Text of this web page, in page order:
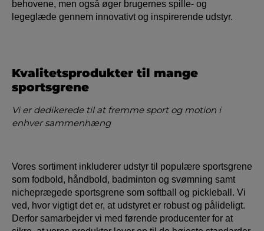
behovene, men også øger brugernes spille- og
legeglæde gennem innovativt og inspirerende udstyr.
Kvalitetsprodukter til mange
sportsgrene
Vi er dedikerede til at fremme sport og motion i
enhver sammenhæng
Vores sortiment inkluderer udstyr til populære sportsgrene
som fodbold, håndbold, badminton og svømning samt
nicheprægede sportsgrene som softball og pickleball. Vi
ved, hvor vigtigt det er, at udstyret er robust og pålideligt.
Derfor samarbejder vi med førende producenter for at